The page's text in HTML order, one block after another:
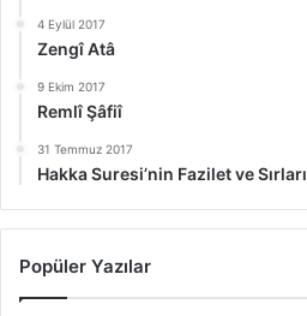
4 Eylül 2017
Zengî Atâ
9 Ekim 2017
Remlî Şâfiî
31 Temmuz 2017
Hakka Suresi’nin Fazilet ve Sırları
Popüler Yazılar